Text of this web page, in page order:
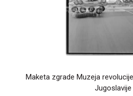
Maketa zgrade Muzeja
Jugoslavije